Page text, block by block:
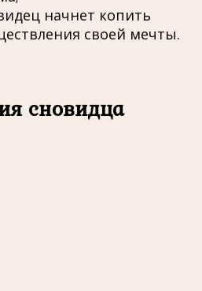
начнет копить
своей мечты.
сновидца